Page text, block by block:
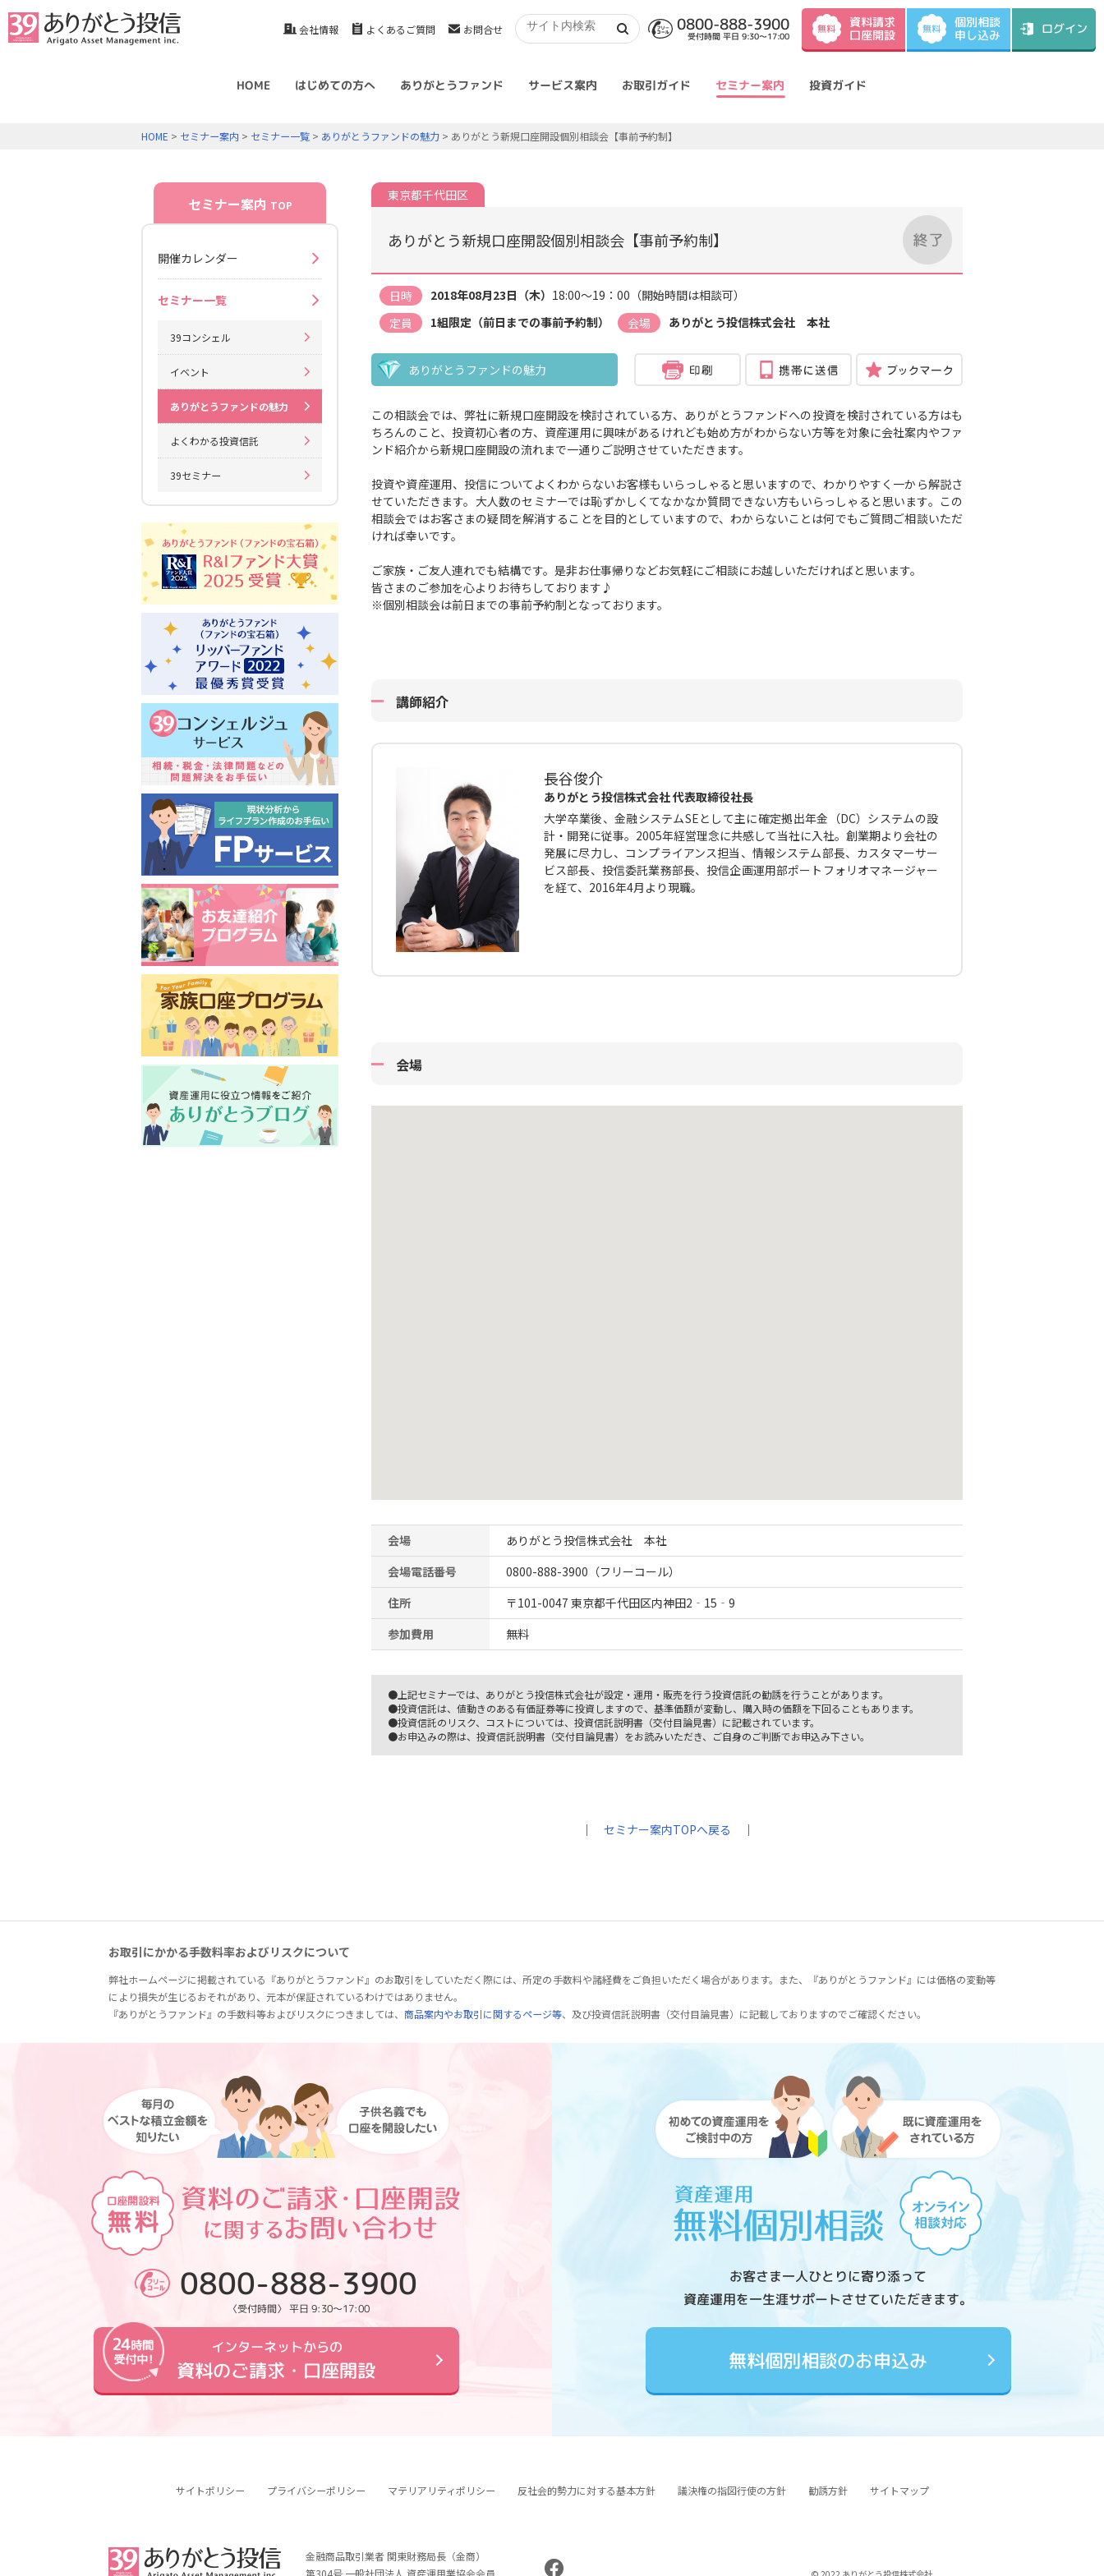
会社情報 よくあるご質問 お問合せ 0800-888-3900
受付時間 平日 9:30～17:00
無料 資料請求
口座開設 無料 個別相談
申し込み ログイン
HOME はじめての方へ ありがとうファンド サービス案内 お取引ガイド セミナー案内 投資ガイド
HOME > セミナー案内 > セミナー一覧 > ありがとうファンドの魅力 > ありがとう新規口座開設個別相談会【事前予約制】
東京都千代田区
ありがとう新規口座開設個別相談会【事前予約制】
日時 2018年08月23日（木） 18:00～19：00（開始時間は相談可）
定員
1組限定（前日までの事前予約制） 会場 ありがとう投信株式会社 本社
ありがとうファンドの魅力
この相談会では、弊社に新規口座開設を検討されている方、ありがとうファンドへの投資を検討されている方はも
ちろんのこと、投資初心者の方、資産運用に興味があるけれども始め方がわからない方等を対象に会社案内やファ
ンド紹介から新規口座開設の流れまで一通りご説明させていただきます。
投資や資産運用、投信についてよくわからないお客様もいらっしゃると思いますので、わかりやすく一から解説さ
せていただきます。大人数のセミナーでは恥ずかしくてなかなか質問できない方もいらっしゃると思います。この
相談会ではお客さまの疑問を解消することを目的としていますので、わからないことは何でもご質問ご相談いただ
ければ幸いです。
ご家族・ご友人連れでも結構です。 是非お仕事帰りなどお気軽にご相談にお越しいただければと思います。
皆さまのご参加を心よりお待ちしております♪
※個別相談会は前日までの事前予約制となっております。
講師紹介
長谷俊介
ありがとう投信株式会社 代表取締役社長
大学卒業後、金融システムSEとして主に確定拠出年金（DC）システムの設
計・開発に従事。2005年経営理念に共感して当社に入社。創業期より会社の
発展に尽力し、コンプライアンス担当、情報システム部長、カスタマーサー
ビス部長、投信委託業務部長、投信企画運用部ポートフォリオマネージャー
を経て、2016年4月より現職。
会場
会場
ありがとう投信株式会社 本社
会場電話番号
0800-888-3900（フリーコール）
住所
〒101-0047 東京都千代田区内神田2‐15‐9
参加費用
無料
●上記セミナーでは、ありがとう投信株式会社が設定・運用・販売を行う投資信託の勧誘を行うことがあります。
●投資信託は、値動きのある有価証券等に投資しますので、基準価額が変動し、購入時の価額を下回ることもあります。
●投資信託のリスク、コストについては、投資信託説明書（交付目論見書）に記載されています。
●お申込みの際は、投資信託説明書（交付目論見書）をお読みいただき、ご自身のご判断でお申込み下さい。
｜ セミナー案内TOPへ戻る ｜
セミナー案内 TOP
開催カレンダー
セミナー一覧
39コンシェル
イベント
ありがとうファンドの魅力
よくわかる投資信託
39セミナー
お取引にかかる手数料率およびリスクについて
弊社ホームページに掲載されている『ありがとうファンド』のお取引をしていただく際には、所定の手数料や諸経費をご負担いただく場合があります。また、『ありがとうファンド』には価格の変動等
により損失が生じるおそれがあり、元本が保証されているわけではありません。
『ありがとうファンド』の手数料等およびリスクにつきましては、 商品案内やお取引に関するページ等、及び投資信託説明書（交付目論見書）に記載しておりますのでご確認ください。
0800-888-3900
〈受付時間〉 平日 9:30～17:00
インターネットからの
資料のご請求・口座開設
お客さま一人ひとりに寄り添って
資産運用を一生涯サポートさせていただきます。
無料個別相談のお申込み
サイトポリシー プライバシーポリシー マテリアリティポリシー 反社会的勢力に対する基本方針 議決権の指図行使の方針 勧誘方針 サイトマップ
金融商品取引業者 関東財務局長（金商）
第304号 一般社団法人 資産運用業協会会員